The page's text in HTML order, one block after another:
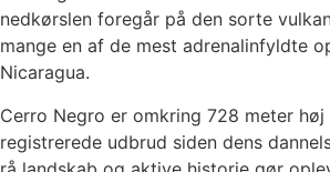
nedkørslen foregår på den sorte
mange en af de mest adrenalinfyldte
Nicaragua.
Cerro Negro er omkring 728 meter
registrerede udbrud siden dens